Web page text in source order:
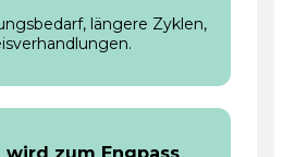
längere Zyklen,
wird zum Engpass